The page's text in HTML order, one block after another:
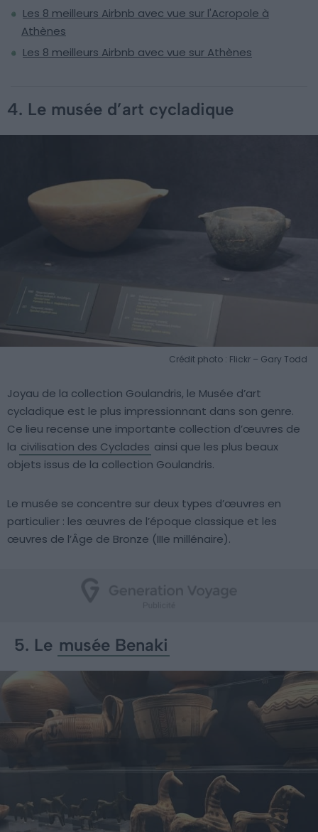
Les 8 meilleurs Airbnb avec vue sur l'Acropole à
Athènes
Les 8 meilleurs Airbnb avec vue sur Athènes
4. Le musée d’art cycladique
Crédit photo : Flickr – Gary Todd
Joyau de la collection Goulandris, le Musée d’art
cycladique est le plus impressionnant dans son genre.
Ce lieu recense une importante collection d’œuvres de
la civilisation des Cyclades ainsi que les plus beaux
objets issus de la collection Goulandris.
Le musée se concentre sur deux types d’œuvres en
particulier : les œuvres de l’époque classique et les
œuvres de l’Âge de Bronze (IIIe millénaire).
5. Le musée Benaki